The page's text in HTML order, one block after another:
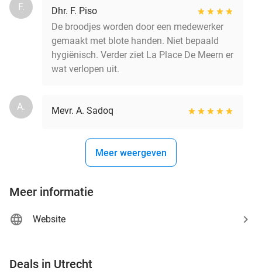
F.
Dhr. F. Piso
De broodjes worden door een medewerker
gemaakt met blote handen. Niet bepaald
hygiënisch. Verder ziet La Place De Meern er
wat verlopen uit.
A. Mevr. A. Sadoq
Meer weergeven
Meer informatie
Website
Deals in Utrecht